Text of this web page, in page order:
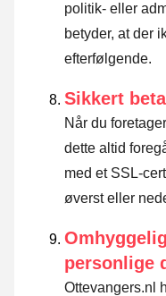
politik- eller
betyder, at der
efterfølgende.
Sikkert
Når du
dette altid
med et SSL-
øverst eller
personlige
Ottevangers.nl